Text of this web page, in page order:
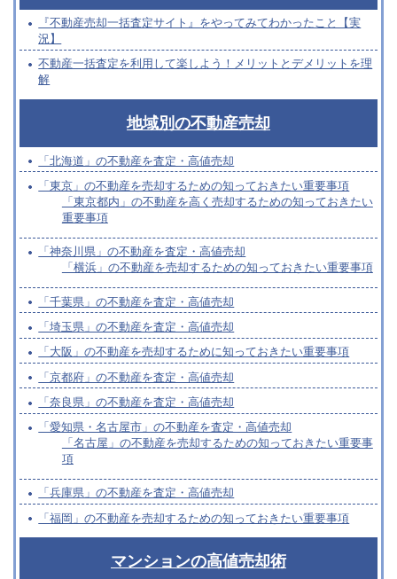
『不動産売却一括査定サイト』をやってみてわかったこと【実
況】
不動産一括査定を利用して楽しよう！メリットとデメリットを理
解
地域別の不動産売却
「北海道」の不動産を査定・高値売却
「東京」の不動産を売却するための知っておきたい重要事項
「東京都内」の不動産を高く売却するための知っておきたい
重要事項
「神奈川県」の不動産を査定・高値売却
「横浜」の不動産を売却するための知っておきたい重要事項
「千葉県」の不動産を査定・高値売却
「埼玉県」の不動産を査定・高値売却
「大阪」の不動産を売却するために知っておきたい重要事項
「京都府」の不動産を査定・高値売却
「奈良県」の不動産を査定・高値売却
「愛知県・名古屋市」の不動産を査定・高値売却
「名古屋」の不動産を売却するための知っておきたい重要事
項
「兵庫県」の不動産を査定・高値売却
「福岡」の不動産を売却するための知っておきたい重要事項
マンションの高値売却術